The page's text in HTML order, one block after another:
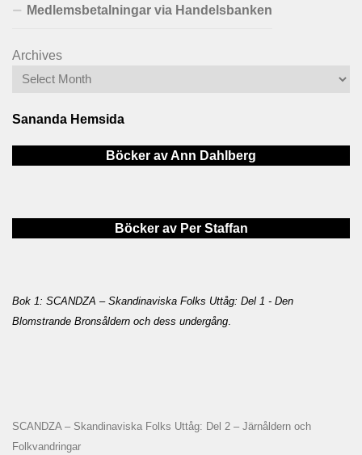
Medlemsbetalningar via Handelsbanken
Archives
Sananda Hemsida
Böcker av Ann Dahlberg
Böcker av Per Staffan
Bok 1: SCANDZA – Skandinaviska Folks Uttåg: Del 1 - Den
Blomstrande Bronsåldern och dess undergång
SCANDZA – Skandinaviska Folks Uttåg: Del 2 – Järnåldern och
Folkvandringar